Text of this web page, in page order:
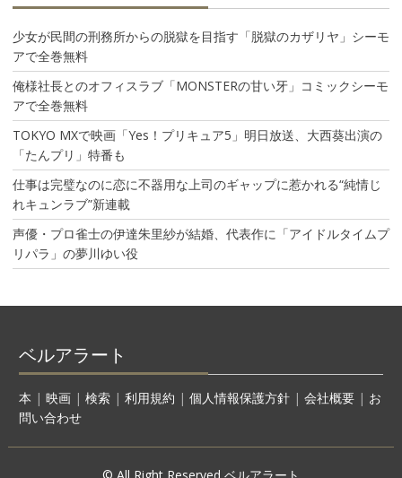
少女が民間の刑務所からの脱獄を目指す「脱獄のカザリヤ」シーモ
アで全巻無料
俺様社長とのオフィスラブ「MONSTERの甘い牙」コミックシーモ
アで全巻無料
TOKYO MXで映画「Yes！プリキュア5」明日放送、大西葵出演の
「たんプリ」特番も
仕事は完璧なのに恋に不器用な上司のギャップに惹かれる“純情じ
れキュンラブ”新連載
声優・プロ雀士の伊達朱里紗が結婚、代表作に「アイドルタイムプ
リパラ」の夢川ゆい役
ベルアラート
本 | 映画| 検索| 利用規約 | 個人情報保護方針| 会社概要| お
問い合わせ